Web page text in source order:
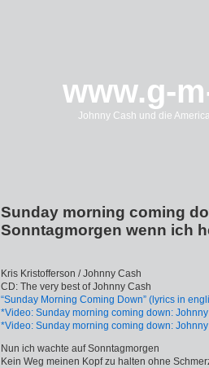
www.g-
Johnny Cash und die
Sunday morning coming
Sonntagmorgen wenn ich
Kris Kristofferson / Johnny Cash
CD: The very best of Johnny Cash
“Sunday Morning Coming Down” (lyrics in
*Video: Sunday morning coming down:
*Video: Sunday morning coming down:
Nun ich wachte auf Sonntagmorgen
Kein Weg meinen Kopf zu halten ohne